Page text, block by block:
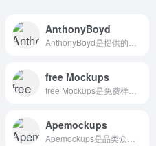
AnthonyBoyd
free Mockups
Apemockups